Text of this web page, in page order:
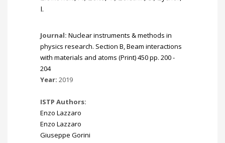
Journal: Nuclear instruments & methods in
physics research. Section B, Beam interactions
with materials and atoms (Print) 450 pp. 200 -
204
Year: 2019
ISTP Authors:
Enzo Lazzaro
Enzo Lazzaro
Giuseppe Gorini